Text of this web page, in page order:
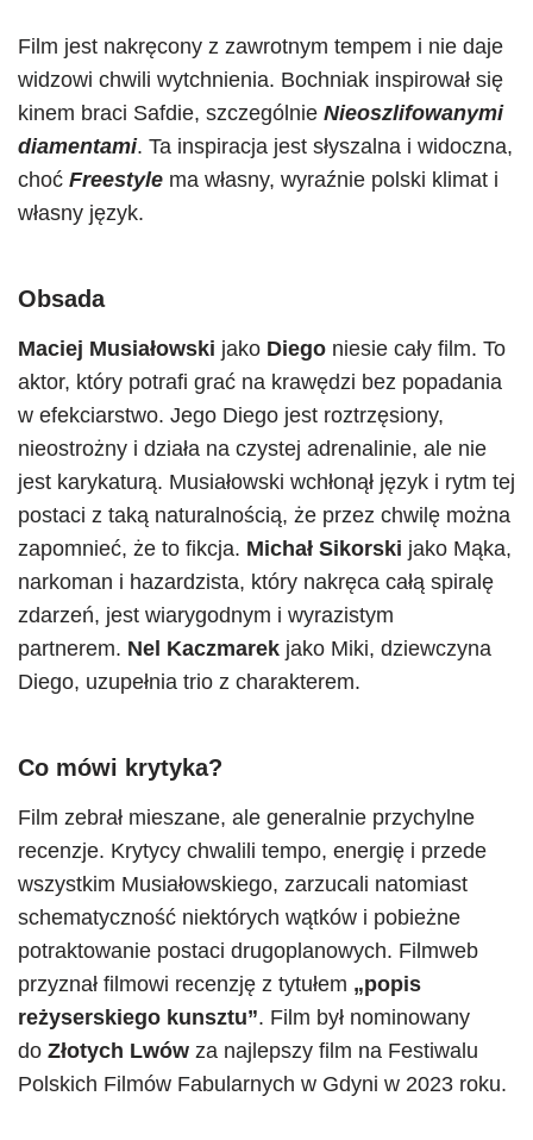
Film jest nakręcony z zawrotnym tempem i nie daje
widzowi chwili wytchnienia. Bochniak inspirował się
kinem braci Safdie, szczególnie Nieoszlifowanymi
diamentami. Ta inspiracja jest słyszalna i widoczna,
choć Freestyle ma własny, wyraźnie polski klimat i
własny język.
Obsada
Maciej Musiałowski jako Diego niesie cały film. To
aktor, który potrafi grać na krawędzi bez popadania
w efekciarstwo. Jego Diego jest roztrzęsiony,
nieostrożny i działa na czystej adrenalinie, ale nie
jest karykaturą. Musiałowski wchłonął język i rytm tej
postaci z taką naturalnością, że przez chwilę można
zapomnieć, że to fikcja. Michał Sikorski jako Mąka,
narkoman i hazardzista, który nakręca całą spiralę
zdarzeń, jest wiarygodnym i wyrazistym
partnerem. Nel Kaczmarek jako Miki, dziewczyna
Diego, uzupełnia trio z charakterem.
Co mówi krytyka?
Film zebrał mieszane, ale generalnie przychylne
recenzje. Krytycy chwalili tempo, energię i przede
wszystkim Musiałowskiego, zarzucali natomiast
schematyczność niektórych wątków i pobieżne
potraktowanie postaci drugoplanowych. Filmweb
przyznał filmowi recenzję z tytułem „popis
reżyserskiego kunsztu”. Film był nominowany
do Złotych Lwów za najlepszy film na Festiwalu
Polskich Filmów Fabularnych w Gdyni w 2023 roku.